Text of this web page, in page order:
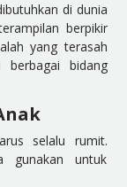
di dunia
berpikir
yang terasah
bidang
selalu rumit.
gunakan untuk